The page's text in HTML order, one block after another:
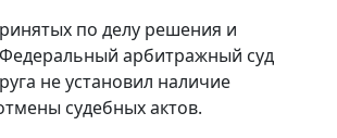
по делу решения и
арбитражный суд
не установил наличие
судебных актов.